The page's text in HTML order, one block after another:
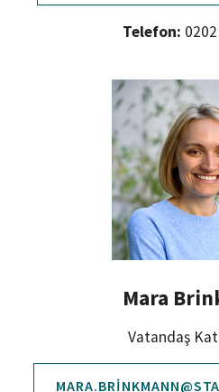
Telefon:
Mara
Vatandaş